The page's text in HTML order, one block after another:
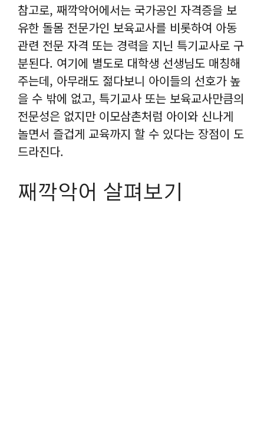
참고로, 째깍악어에서는 국가공인 자격증을 보
유한 돌몸 전문가인 보육교사를 비롯하여 아동
관련 전문 자격 또는 경력을 지닌 특기교사로 구
분된다. 여기에 별도로 대학생 선생님도 매칭해
주는데, 아무래도 젊다보니 아이들의 선호가 높
을 수 밖에 없고, 특기교사 또는 보육교사만큼의
전문성은 없지만 이모삼촌처럼 아이와 신나게
놀면서 즐겁게 교육까지 할 수 있다는 장점이 도
드라진다.
째깍악어 살펴보기